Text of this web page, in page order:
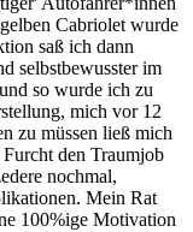
Cabriolet wurde
saß ich dann
selbstbewusster im
so wurde ich zu
mich vor 12
zu müssen ließ mich
Furcht den Traumjob
nochmal,
Mein Rat
100%ige Motivation